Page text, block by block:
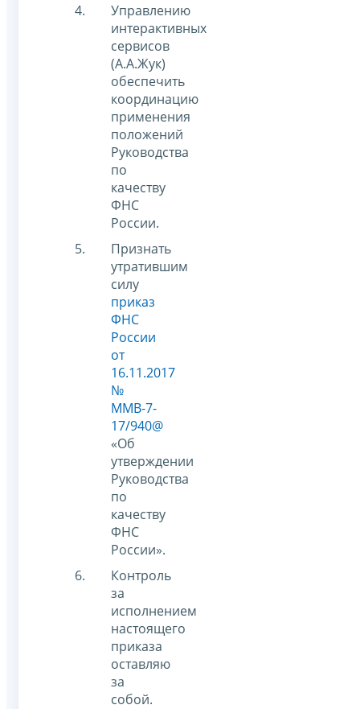
Управлению
интерактивных
сервисов
(А.А.Жук)
обеспечить
координацию
применения
положений
Руководства
по
качеству
ФНС
России.
Признать
утратившим
силу
приказ
ФНС
России
от
16.11.2017
№
ММВ-7-
17/940@
«Об
утверждении
Руководства
по
качеству
ФНС
России».
Контроль
за
исполнением
настоящего
приказа
оставляю
за
собой.